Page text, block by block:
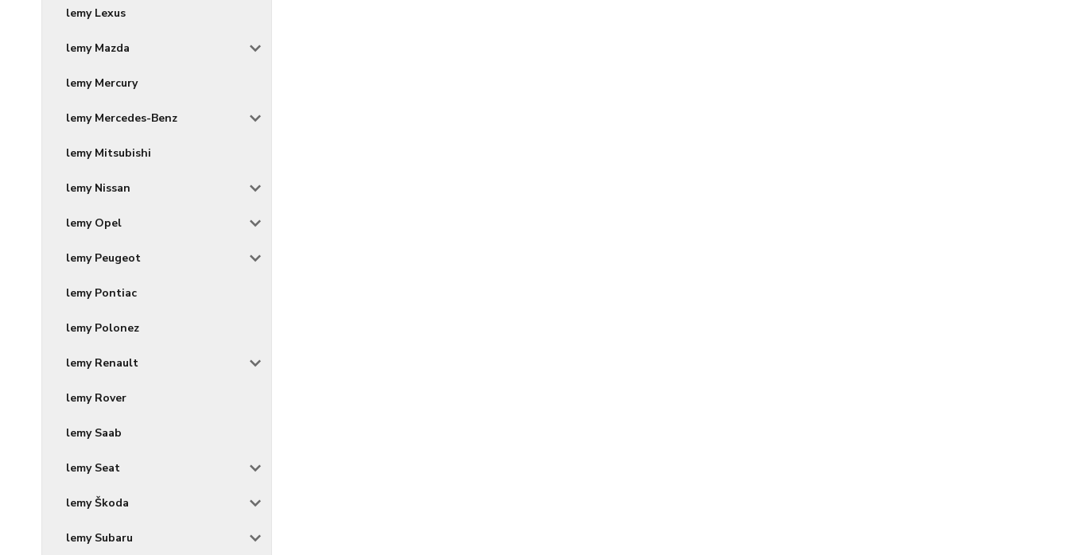
lemy Lexus
lemy Mazda
lemy Mercury
lemy Mercedes-Benz
lemy Mitsubishi
lemy Nissan
lemy Opel
lemy Peugeot
lemy Pontiac
lemy Polonez
lemy Renault
lemy Rover
lemy Saab
lemy Seat
lemy Škoda
lemy Subaru